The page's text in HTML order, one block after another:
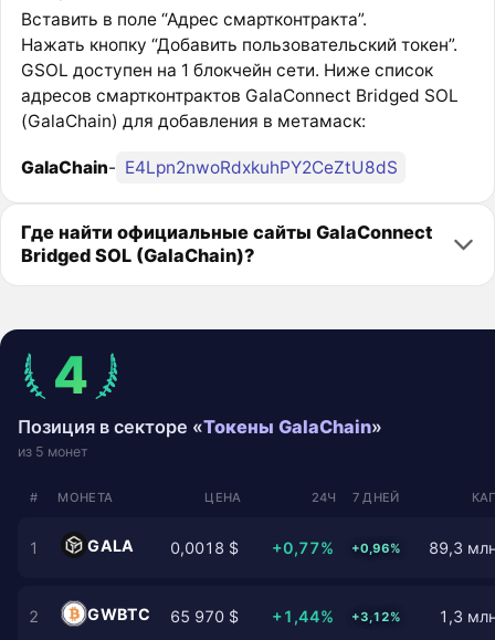
Вставить в поле “Адрес смартконтракта”.
Нажать кнопку “Добавить пользовательский токен”.
GSOL доступен на 1 блокчейн сети. Ниже список
адресов смартконтрактов GalaConnect Bridged SOL
(GalaChain) для добавления в метамаск:
GalaChain- E4Lpn2nwoRdxkuhPY2CeZtU8dS
Где найти официальные сайты GalaConnect
Bridged SOL (GalaChain)?
4
Позиция в секторе «Токены GalaChain»
из 5 монет
# МОНЕТА ЦЕНА 24Ч 7 ДНЕЙ
1 GALA 0,0018 $ +0,77% +0,96% 89,3
2 GWBTC 65 970 $ +1,44% +3,12% 1,3